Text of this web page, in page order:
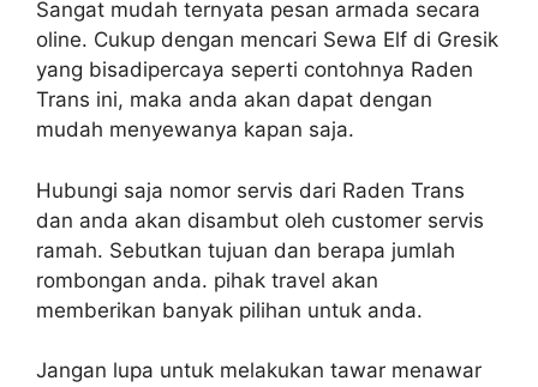
Sangat mudah ternyata pesan armada secara
oline. Cukup dengan mencari Sewa Elf di Gresik
yang bisadipercaya seperti contohnya Raden
Trans ini, maka anda akan dapat dengan
mudah menyewanya kapan saja.
Hubungi saja nomor servis dari Raden Trans
dan anda akan disambut oleh customer servis
ramah. Sebutkan tujuan dan berapa jumlah
rombongan anda. pihak travel akan
memberikan banyak pilihan untuk anda.
Jangan lupa untuk melakukan tawar menawar